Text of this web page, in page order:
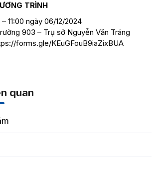
TRÌNH
11:00 ngày 06/12/2024
903 – Trụ sở Nguyễn Văn Tráng
forms.gle/KEuGFouB9iaZixBUA
quan